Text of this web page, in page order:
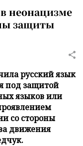
неонацизме
защиты
русский язык
под защитой
языков или
со стороны
движения